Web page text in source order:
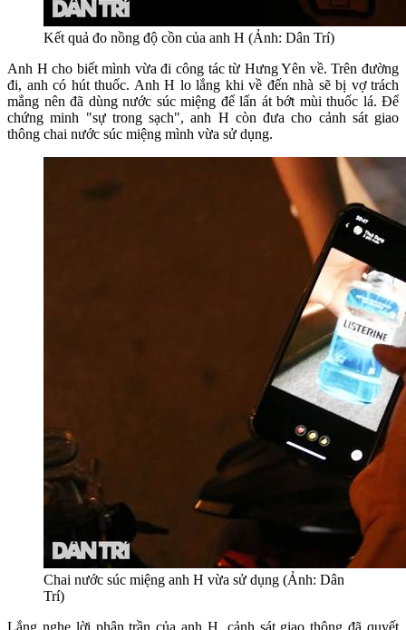
Kết quả đo nồng độ cồn của anh H (Ảnh: Dân Trí)
Anh H cho biết mình vừa đi công tác từ Hưng Yên về. Trên đường
đi, anh có hút thuốc. Anh H lo lắng khi về đến nhà sẽ bị vợ trách
mắng nên đã dùng nước súc miệng để lấn át bớt mùi thuốc lá. Để
chứng minh "sự trong sạch", anh H còn đưa cho cảnh sát giao
thông chai nước súc miệng mình vừa sử dụng.
Chai nước súc miệng anh H vừa sử dụng (Ảnh: Dân
Trí)
Lắng nghe lời phân trần của anh H, cảnh sát giao thông đã quyết